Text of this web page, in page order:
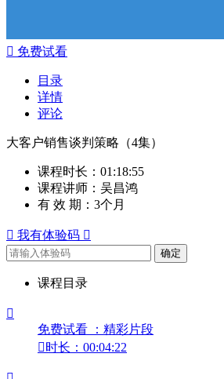
 免费试看
目录
详情
评论
大客户销售谈判策略（4集）
课程时长： 01:18:55
课程讲师： 吴昌鸿
有 效 期： 3个月
 我有体验码 
确定
课程目录

免费试看 ：精彩片段
时长：00:04:22